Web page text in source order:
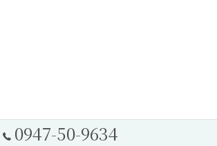
0947-50-9634